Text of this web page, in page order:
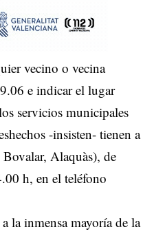
vecino o vecina
e indicar el lugar
servicios municipales
-insisten- tienen a
Alaquàs), de
h, en el teléfono
la inmensa mayoría de la